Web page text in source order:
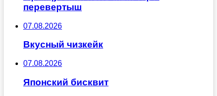
перевертыш
07.08.2026
Вкусный чизкейк
07.08.2026
Японский бисквит